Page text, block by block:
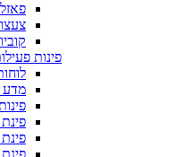
פינות
מדע
פינת